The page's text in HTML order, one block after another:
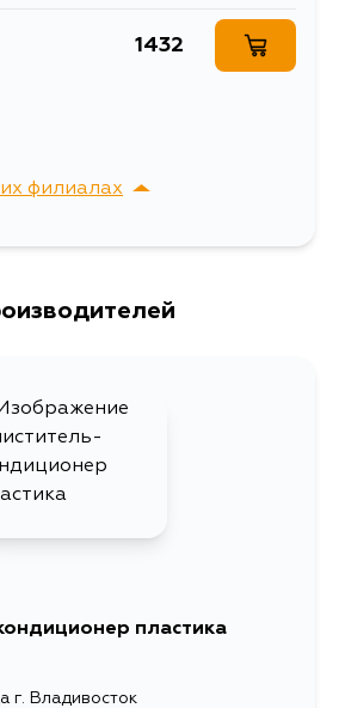
1432
филиалах
пластика
г. Владивосток